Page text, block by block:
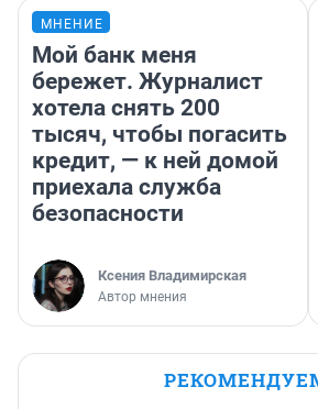
МНЕНИЕ
Мой банк меня
бережет. Журналист
хотела снять 200
тысяч, чтобы погасить
кредит, — к ней домой
приехала служба
безопасности
Ксения Владимирская
Автор мнения